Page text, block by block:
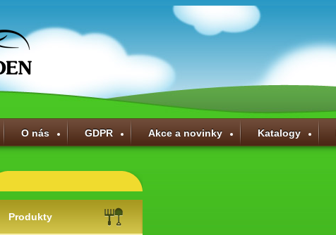
O nás GDPR Akce a novinky Katalogy
Produkty